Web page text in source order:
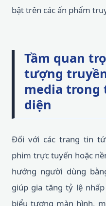
bật trên các ấn phẩm
Tầm quan
tượng
media trong
diện
Đối với các trang tin
phim trực tuyến hoặc
hướng người dùng
giúp gia tăng tỷ lệ
biểu tượng màn hình,